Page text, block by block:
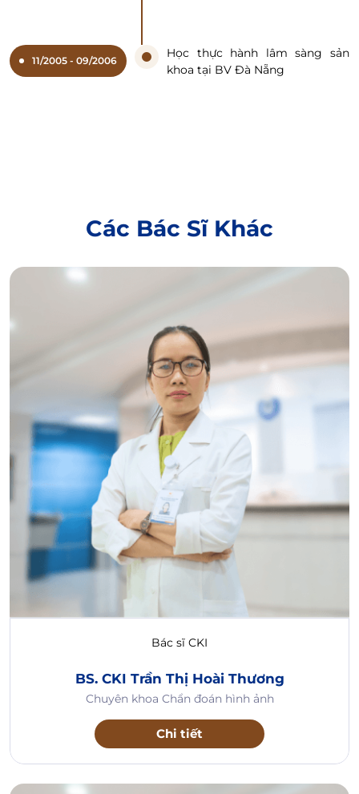
11/2005 - 09/2006
Học thực hành lâm sàng sản
khoa tại BV Đà Nẵng
Các Bác Sĩ Khác
Bác sĩ CKI
BS. CKI Trần Thị Hoài Thương
Chuyên khoa Chẩn đoán hình ảnh
Chi tiết